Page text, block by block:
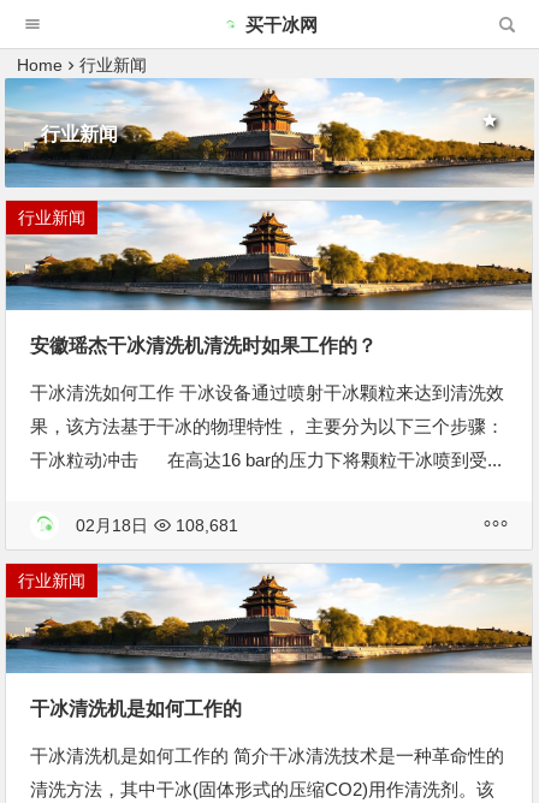
买干冰网
Home 行业新闻
行业新闻
行业新闻
安徽瑶杰干冰清洗机清洗时如果工作的？
干冰清洗如何工作 干冰设备通过喷射干冰颗粒来达到清洗效
果，该方法基于干冰的物理特性， 主要分为以下三个步骤：
干冰粒动冲击 在高达16 bar的压力下将颗粒干冰喷到受...
02月18日 108,681
行业新闻
干冰清洗机是如何工作的
干冰清洗机是如何工作的 简介干冰清洗技术是一种革命性的
清洗方法，其中干冰(固体形式的压缩CO2)用作清洗剂。该